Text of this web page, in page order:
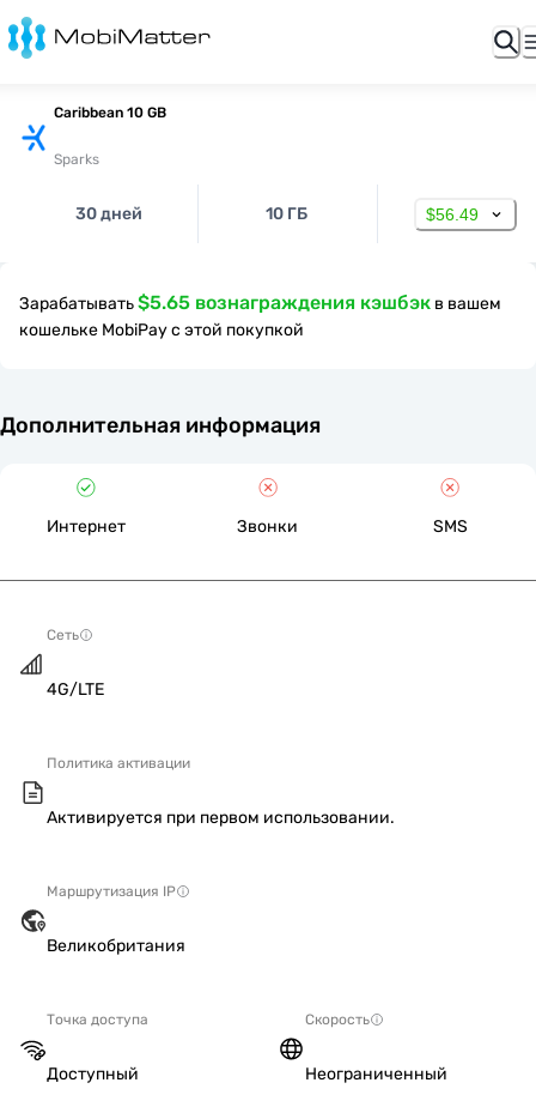
Caribbean 10 GB
Sparks
30 дней 10 ГБ $56.49
Зарабатывать$5.65 вознаграждения кэшбэк в вашем
кошельке MobiPay с этой покупкой
Дополнительная информация
Интернет Звонки SMS
Сеть
4G/LTE
Политика активации
Активируется при первом использовании.
Маршрутизация IP
Великобритания
Точка доступа
Доступный
Скорость
Неограниченный